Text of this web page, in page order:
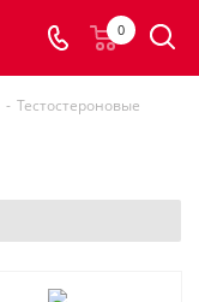
0
- Тестостероновые